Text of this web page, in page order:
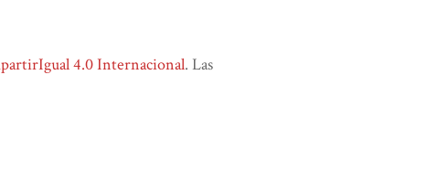
4.0 Internacional. Las